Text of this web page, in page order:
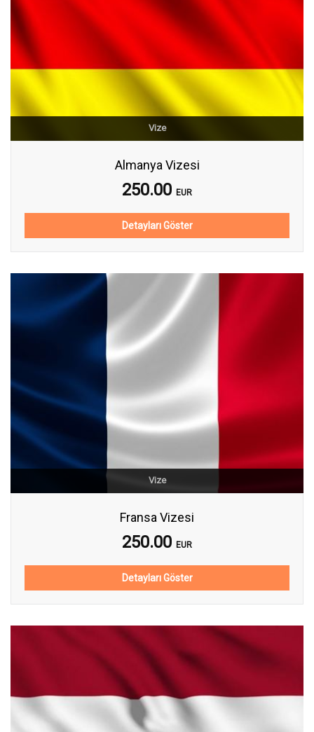
Vize
Almanya Vizesi
250.00 EUR
Detayları Göster
Vize
Fransa Vizesi
250.00 EUR
Detayları Göster